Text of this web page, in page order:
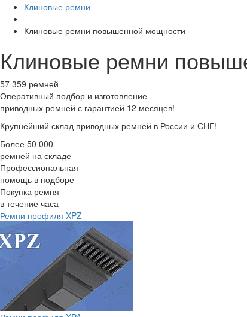
Клиновые ремни
Клиновые ремни повышенной мощности
Клиновые ремни
57 359 ремней
Оперативный подбор и изготовление
приводных ремней с гарантией 12 месяцев!
Крупнейший склад приводных ремней в России и СНГ!
Более 50 000
ремней на складе
Профессиональная
помощь в подборе
Покупка ремня
в течение часа
Ремни профиля XPZ